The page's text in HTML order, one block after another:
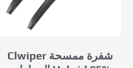
شفرة ممسحة Clwiper